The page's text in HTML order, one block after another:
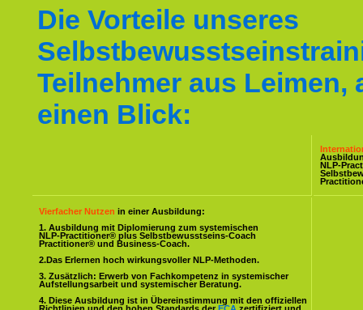
Die Vorteile unseres
Teilnehmer aus Leimen,
einen Blick:
NLP-
Vierfacher Nutzen in einer Ausbildung:
1. Ausbildung mit Diplomierung zum systemischen
NLP-Practitioner® plus Selbstbewusstseins-Coach
Practitioner® und Business-Coach.
2.Das Erlernen hoch wirkungsvoller NLP-Methoden.
3. Zusätzlich: Erwerb von Fachkompetenz in systemischer
Aufstellungsarbeit und systemischer Beratung.
4. Diese Ausbildung ist in Übereinstimmung mit den offiziellen